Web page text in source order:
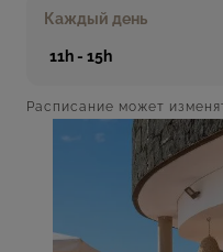
сесть за столик на
напиток или закуску.
погрузившись в нашу
Сыграйте
бильярдном столе,
друзьям.
Каждый день
11h - 15h
Расписание может